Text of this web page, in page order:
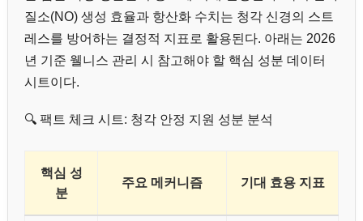
질소(NO) 생성 효율과 항산화 수치는 청각 신경의 스트
레스를 방어하는 결정적 지표로 활용된다. 아래는 2026
년 기준 웰니스 관리 시 참고해야 할 핵심 성분 데이터
시트이다.
🔍 팩트 체크 시트: 청각 안정 지원 성분 분석
핵심 성
분
주요 메커니즘 기대 효용 지표